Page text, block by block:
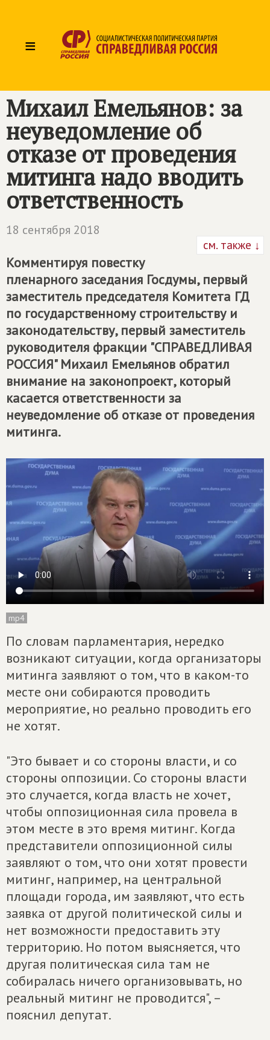
≡
Михаил Емельянов: за
неуведомление об
отказе от проведения
митинга надо вводить
ответственность
18 сентября 2018
см. также ↓
Комментируя повестку
пленарного заседания Госдумы, первый
заместитель председателя Комитета ГД
по государственному строительству и
законодательству, первый заместитель
руководителя фракции "СПРАВЕДЛИВАЯ
РОССИЯ" Михаил Емельянов обратил
внимание на законопроект, который
касается ответственности за
неуведомление об отказе от проведения
митинга.
mp4
По словам парламентария, нередко
возникают ситуации, когда организаторы
митинга заявляют о том, что в каком-то
месте они собираются проводить
мероприятие, но реально проводить его
не хотят.
"Это бывает и со стороны власти, и со
стороны оппозиции. Со стороны власти
это случается, когда власть не хочет,
чтобы оппозиционная сила провела в
этом месте в это время митинг. Когда
представители оппозиционной силы
заявляют о том, что они хотят провести
митинг, например, на центральной
площади города, им заявляют, что есть
заявка от другой политической силы и
нет возможности предоставить эту
территорию. Но потом выясняется, что
другая политическая сила там не
собиралась ничего организовывать, но
реальный митинг не проводится", –
пояснил депутат.